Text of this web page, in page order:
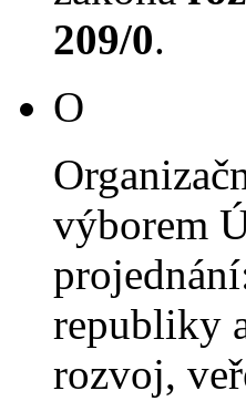
209/0.
O
výborem
republiky
rozvoj,